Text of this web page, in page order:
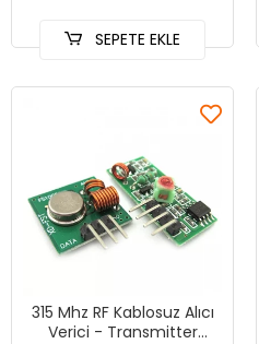
SEPETE EKLE
315 Mhz RF Kablosuz Alıcı
Verici - Transmitter